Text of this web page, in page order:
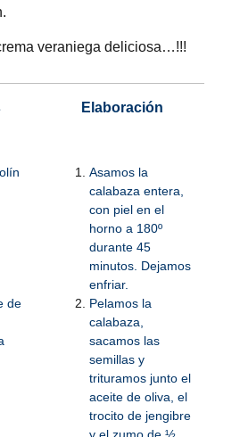
veraniega deliciosa…!!!
de
Elaboración
Asamos la
calabaza entera,
con piel en el
horno a 180º
durante 45
minutos. Dejamos
enfriar.
Pelamos la
calabaza,
sacamos las
semillas y
trituramos junto el
aceite de oliva, el
trocito de jengibre